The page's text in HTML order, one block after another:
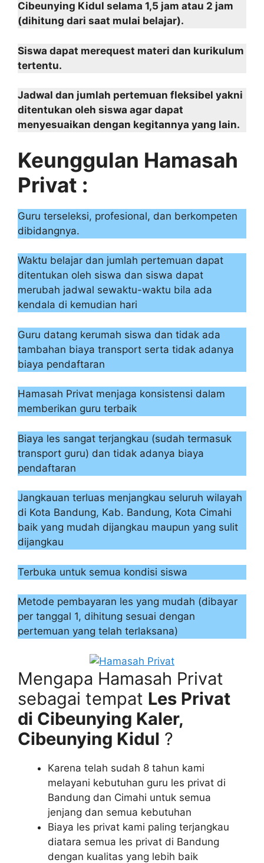
Cibeunying Kidul selama 1,5 jam atau 2 jam
(dihitung dari saat mulai belajar).
Siswa dapat merequest materi dan kurikulum
tertentu.
Jadwal dan jumlah pertemuan fleksibel yakni
ditentukan oleh siswa agar dapat
menyesuaikan dengan kegitannya yang lain.
Keunggulan Hamasah
Privat :
Guru terseleksi, profesional, dan berkompeten
dibidangnya.
Waktu belajar dan jumlah pertemuan dapat
ditentukan oleh siswa dan siswa dapat
merubah jadwal sewaktu-waktu bila ada
kendala di kemudian hari
Guru datang kerumah siswa dan tidak ada
tambahan biaya transport serta tidak adanya
biaya pendaftaran
Hamasah Privat menjaga konsistensi dalam
memberikan guru terbaik
Biaya les sangat terjangkau (sudah termasuk
transport guru) dan tidak adanya biaya
pendaftaran
Jangkauan terluas menjangkau seluruh wilayah
di Kota Bandung, Kab. Bandung, Kota Cimahi
baik yang mudah dijangkau maupun yang sulit
dijangkau
Terbuka untuk semua kondisi siswa
Metode pembayaran les yang mudah (dibayar
per tanggal 1, dihitung sesuai dengan
pertemuan yang telah terlaksana)
Mengapa Hamasah Privat
sebagai tempat Les Privat
di Cibeunying Kaler,
Cibeunying Kidul ?
Karena telah sudah 8 tahun kami
melayani kebutuhan guru les privat di
Bandung dan Cimahi untuk semua
jenjang dan semua kebutuhan
Biaya les privat kami paling terjangkau
diatara semua les privat di Bandung
dengan kualitas yang lebih baik